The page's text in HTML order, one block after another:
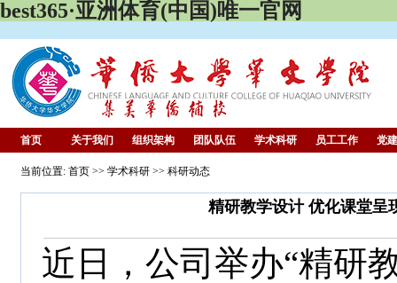
best365·亚洲体育(中国)唯一官网
首页 关于我们 组织架构 团队队伍 学术科研 员工工作 党
当前位置: 首页 >> 学术科研 >> 科研动态
精研教学设计 优化课堂
近日，公司举办“精研